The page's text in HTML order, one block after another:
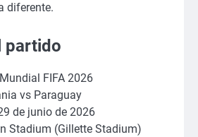
diferente.
partido
FIFA 2026
vs Paraguay
de junio de 2026
Stadium (Gillette Stadium)